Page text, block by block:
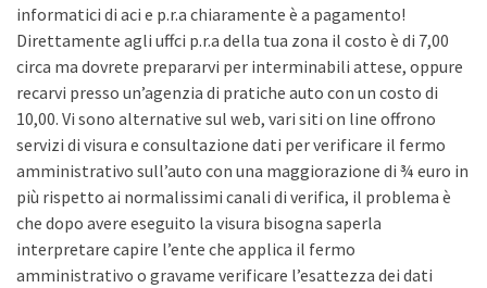
informatici di aci e p.r.a chiaramente è a pagamento!
Direttamente agli uffci p.r.a della tua zona il costo è di 7,00
circa ma dovrete prepararvi per interminabili attese, oppure
recarvi presso un’agenzia di pratiche auto con un costo di
10,00. Vi sono alternative sul web, vari siti on line offrono
servizi di visura e consultazione dati per verificare il fermo
amministrativo sull’auto con una maggiorazione di ¾ euro in
più rispetto ai normalissimi canali di verifica, il problema è
che dopo avere eseguito la visura bisogna saperla
interpretare capire l’ente che applica il fermo
amministrativo o gravame verificare l’esattezza dei dati